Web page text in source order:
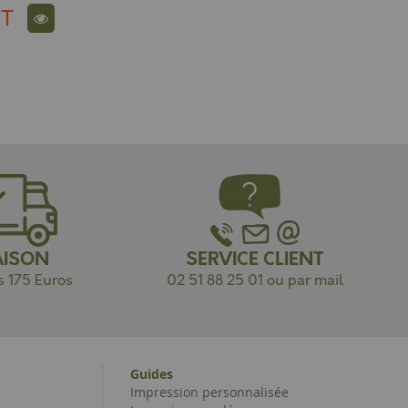
175 Euros
SERVICE CLIENT
02 51 88 25 01 ou par mail
Guides
Impression personnalisée